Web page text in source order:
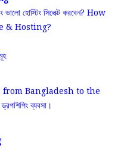
ভালো হোস্টিং সিলেক্ট করবেন? How
& Hosting?
Bangladesh to the
ব্যবসা।